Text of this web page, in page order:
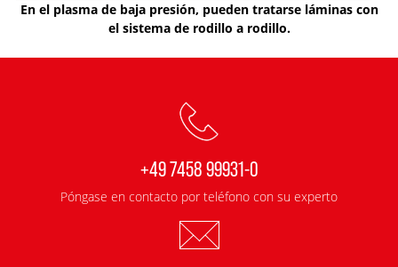
En el plasma de baja presión, pueden tratarse láminas con
el sistema de rodillo a rodillo.
+49 7458 99931-0
Póngase en contacto por teléfono con su experto